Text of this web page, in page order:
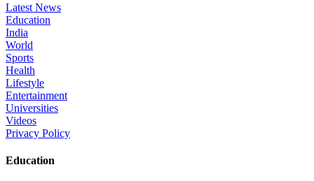
Latest News
Education
India
World
Sports
Health
Lifestyle
Entertainment
Universities
Videos
Privacy Policy
Education